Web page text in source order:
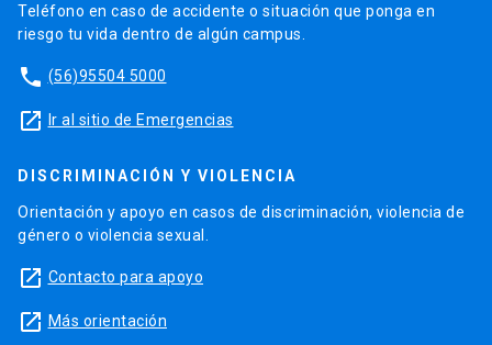
Teléfono en caso de accidente o situación que ponga en
riesgo tu vida dentro de algún campus.
phone (56)95504 5000
launch Ir al sitio de Emergencias
DISCRIMINACIÓN Y VIOLENCIA
Orientación y apoyo en casos de discriminación, violencia de
género o violencia sexual.
launch Contacto para apoyo
launch Más orientación